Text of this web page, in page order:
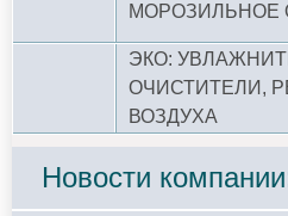
МОРОЗИЛЬНОЕ
ЭКО:
ОЧИСТИТЕЛИ,
ВОЗДУХА
Новости